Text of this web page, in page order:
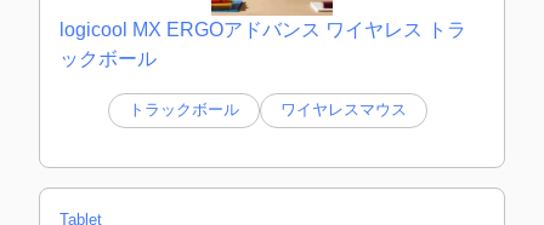
logicool MX ERGOアドバンス ワイヤレス トラ
ックボール
トラックボール ワイヤレスマウス
Tablet